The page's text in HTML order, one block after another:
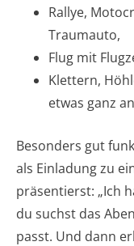
Rallye,
Traumauto,
Flug mit
Klettern,
etwas ganz
Besonders gut
als Einladung zu
präsentierst: „Ich
du suchst das
passt. Und dann